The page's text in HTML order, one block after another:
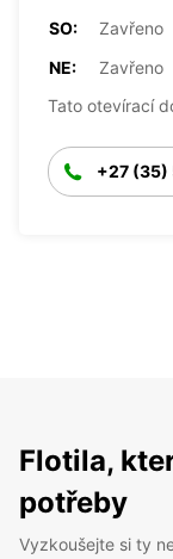
SO:
Zavřeno
NE:
Zavřeno
Tato otevírací
+27 (35)
Flotila,
potřeby
Vyzkoušejte si ty